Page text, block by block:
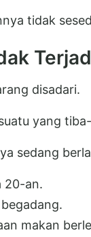
tidak
disadari.
yang
sedang
20-an.
makan